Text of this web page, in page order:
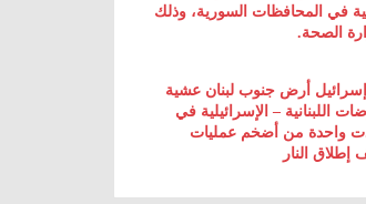
في المحافظات السورية، وذلك
الصحة.
أرض جنوب لبنان عشية
اللبنانية – الإسرائيلية في
واحدة من أضخم عمليات
إطلاق النار